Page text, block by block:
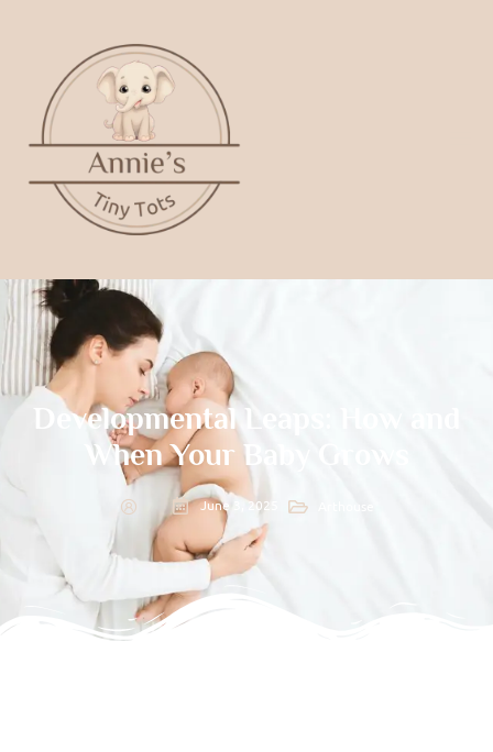
Developmental Leaps: How and
When Your Baby Grows
June 3, 2025